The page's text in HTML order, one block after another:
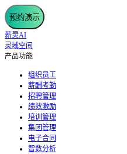
预约演示
薪灵AI
灵域空间
产品功能
组织员工
薪酬考勤
招聘管理
绩效激励
培训管理
集团管理
电子合同
智数分析